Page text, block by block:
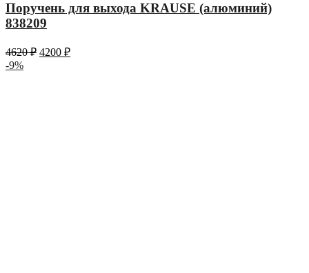
Поручень для выхода KRAUSE (алюминий)
838209
4620₽ 4200 ₽
-9%